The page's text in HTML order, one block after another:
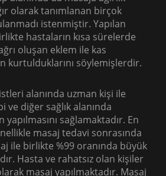
olarak tanımlanan birçok
istenmiştir. Yapılan
hastaların kısa sürelerde
oluşan eklem ile kas
kurtulduklarını söylemişlerdir.
alanında uzman kişi ile
ve diğer sağlık alanında
yapılmasını sağlamaktadır. En
masaj tedavi sonrasında
ile birlikte %99 oranında büyük
Hasta ve rahatsız olan kişiler
masaj yapılmaktadır. Masaj